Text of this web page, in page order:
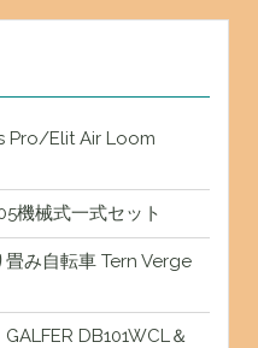
Pro/Elit Air Loom
機械式一式セット
み自転車 Tern Verge
DB101WCL＆